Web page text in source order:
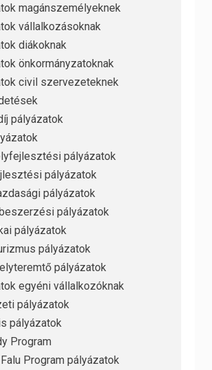
magánszemélyeknek
vállalkozásoknak
diákoknak
önkormányzatoknak
civil szervezeteknek
pályázatok
pályázatok
pályázatok
pályázatok
pályázatok
pályázatok
pályázatok
pályázatok
egyéni vállalkozóknak
pályázatok
pályázatok
Program
Program pályázatok